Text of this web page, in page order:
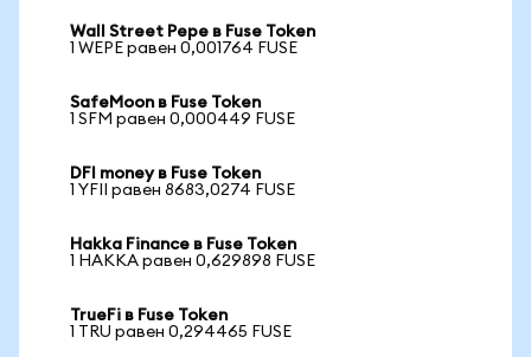
Wall Street Pepe в Fuse Token
1 WEPE равен 0,001764 FUSE
SafeMoon в Fuse Token
1 SFM равен 0,000449 FUSE
DFI money в Fuse Token
1 YFII равен 8683,0274 FUSE
Hakka Finance в Fuse Token
1 HAKKA равен 0,629898 FUSE
TrueFi в Fuse Token
1 TRU равен 0,294465 FUSE